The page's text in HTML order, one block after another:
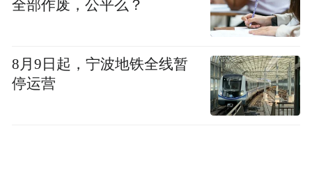
全部作废，公平么？
8月9日起，宁波地铁全线暂
停运营